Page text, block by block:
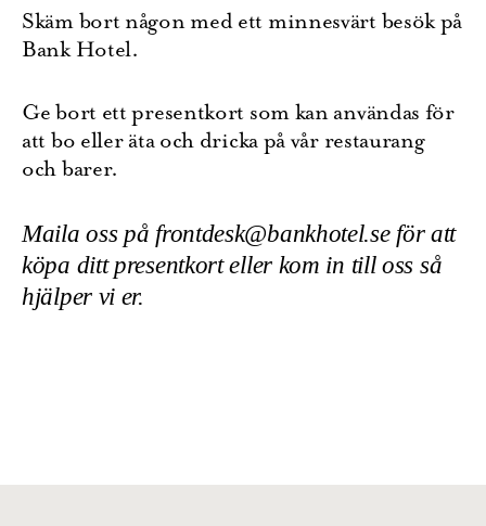
Skäm bort någon med ett minnesvärt besök på
Bank Hotel.
Ge bort ett presentkort som kan användas för
att bo eller äta och dricka på vår restaurang
och barer.
Maila oss på frontdesk@bankhotel.seför att
köpa ditt presentkort eller kom in till oss så
hjälper vi er.